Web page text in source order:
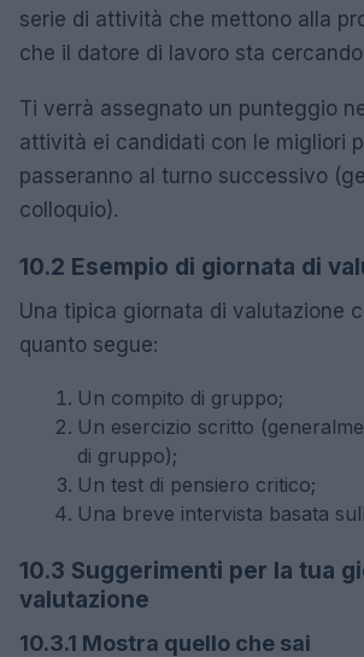
serie di attività che mettono alla
che il datore di lavoro sta
Ti verrà assegnato un punteggio
attività ei candidati con le migliori
passeranno al turno successivo
colloquio).
10.2 Esempio di giornata di
Una tipica giornata di valutazione
quanto segue:
Un compito di gruppo;
Un esercizio scritto
di gruppo);
Un test di pensiero critico;
Una breve intervista basata
10.3 Suggerimenti per la tua
valutazione
10.3.1 Mostra quello che sai